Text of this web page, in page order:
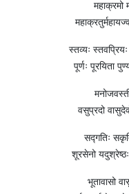
महाक्रमो
स्तव्यः
पूर्णः पूरयिता
वसुप्रदो
सद्गतिः
शूरसेनो
भूतावासो